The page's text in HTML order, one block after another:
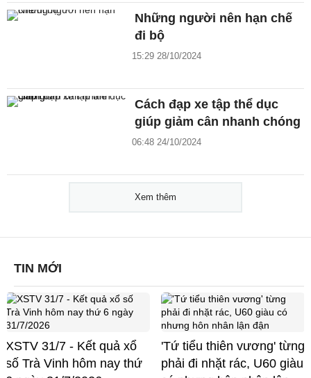
Những người nên hạn chế
đi bộ
15:29 28/10/2024
Cách đạp xe tập thể dục
giúp giảm cân nhanh chóng
06:48 24/10/2024
Xem thêm
TIN MỚI
XSTV 31/7 - Kết quả xổ
số Trà Vinh hôm nay thứ
'Tứ tiểu thiên vương' từng
phải đi nhặt rác, U60 giàu